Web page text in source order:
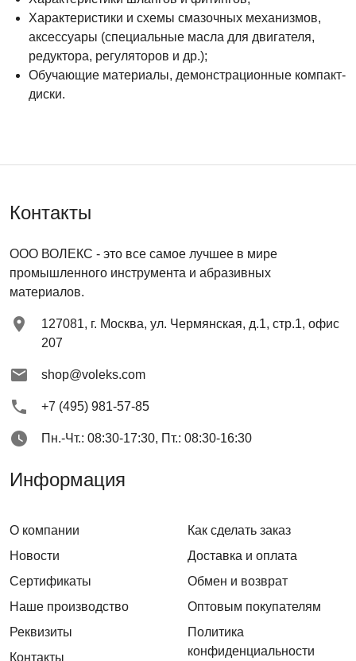
Характеристики и схемы смазочных механизмов,
аксессуары (специальные масла для двигателя,
редуктора, регуляторов и др.);
Обучающие материалы, демонстрационные компакт-
диски.
Контакты
ООО ВОЛЕКС - это все самое лучшее в мире
промышленного инструмента и абразивных
материалов.
127081, г. Москва, ул. Чермянская, д.1, стр.1, офис
207
shop@voleks.com
+7 (495) 981-57-85
Пн.-Чт.: 08:30-17:30, Пт.: 08:30-16:30
Информация
О компании
Новости
Сертификаты
Наше производство
Реквизиты
Контакты
Как сделать заказ
Доставка и оплата
Обмен и возврат
Оптовым покупателям
Политика
конфиденциальности